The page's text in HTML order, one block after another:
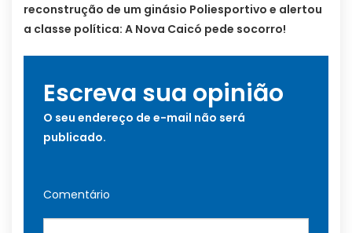
reconstrução de um ginásio Poliesportivo e alertou
a classe política: A Nova Caicó pede socorro!
Escreva sua opinião
O seu endereço de e-mail não será
publicado.
Comentário